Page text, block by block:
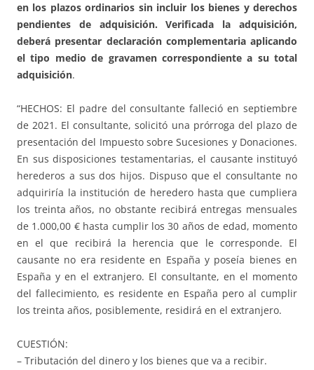
en los plazos ordinarios sin incluir los bienes y derechos
pendientes de adquisición. Verificada la adquisición,
deberá presentar declaración complementaria aplicando
el tipo medio de gravamen correspondiente a su total
adquisición.
“HECHOS: El padre del consultante falleció en septiembre
de 2021. El consultante, solicitó una prórroga del plazo de
presentación del Impuesto sobre Sucesiones y Donaciones.
En sus disposiciones testamentarias, el causante instituyó
herederos a sus dos hijos. Dispuso que el consultante no
adquiriría la institución de heredero hasta que cumpliera
los treinta años, no obstante recibirá entregas mensuales
de 1.000,00 € hasta cumplir los 30 años de edad, momento
en el que recibirá la herencia que le corresponde. El
causante no era residente en España y poseía bienes en
España y en el extranjero. El consultante, en el momento
del fallecimiento, es residente en España pero al cumplir
los treinta años, posiblemente, residirá en el extranjero.
CUESTIÓN:
– Tributación del dinero y los bienes que va a recibir.